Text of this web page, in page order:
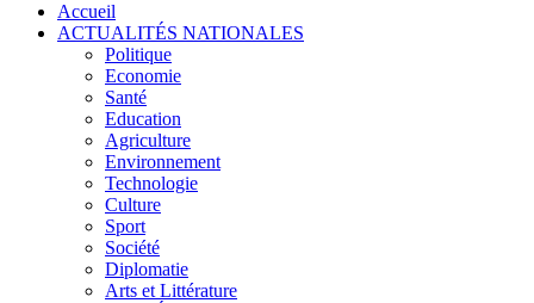
Accueil
ACTUALITÉS NATIONALES
Politique
Economie
Santé
Education
Agriculture
Environnement
Technologie
Culture
Sport
Société
Diplomatie
Arts et Littérature